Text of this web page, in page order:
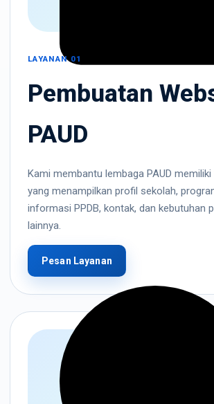
LAYANAN 01
Pembuatan
PAUD
Kami membantu lembaga PAUD
yang menampilkan profil sekolah,
informasi PPDB, kontak, dan kebutuhan
lainnya.
Pesan Layanan